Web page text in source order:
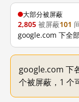
大部分被屏蔽
2,805 被屏蔽101
google.com 下全
google.com 下
个被屏蔽，1 个